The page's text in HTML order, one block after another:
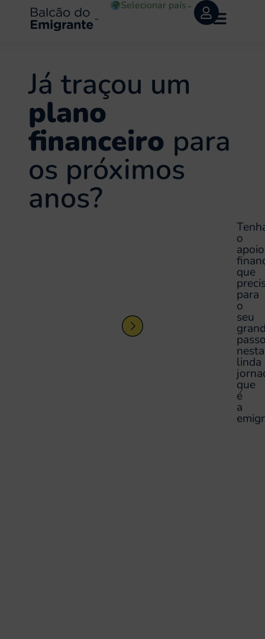
Selecionar país ⌄
Já traçou um
plano
financeiro para
os próximos
anos?
o
apoio
que
para
o
seu
nesta
linda
que
é
a